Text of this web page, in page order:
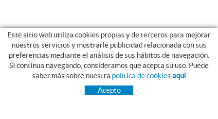
CATEGORIAS
Este sitio web utiliza cookies propias y de terceros para mejorar
nuestros servicios y mostrarle publicidad relacionada con sus
preferencias mediante el análisis de sus hábitos de navegación.
Si continua navegando, consideramos que acepta su uso. Puede
saber más sobre nuestra política de cookies aquí
Acepto